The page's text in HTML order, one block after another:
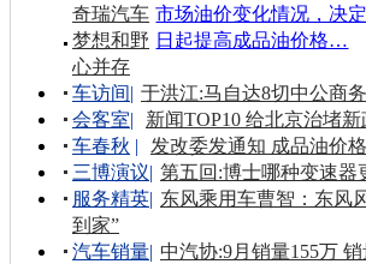
市场油价变化情况，决
日起提高成品油价格…
奇瑞汽车
梦想和野
心并存
车访间| 于洪江:马自达8切中公商
会客室|
新闻TOP10 给北京治堵
车春秋 |
发改委发通知 成品油价
三博演议| 第五回:博士哪种变速器
服务精英| 东风乘用车曹智：东风
到家”
汽车销量| 中汽协:9月销量155万